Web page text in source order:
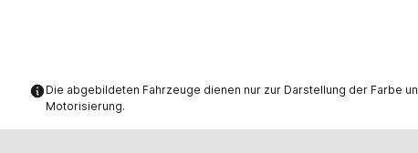
Die abgebildeten Fahrzeuge dienen nur zur Darstellung der Farbe
Motorisierung.